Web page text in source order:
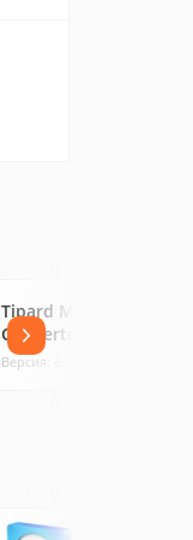
Tipard MKV Video
Converter
Версия: 6.1.50 (21.21 МБ)